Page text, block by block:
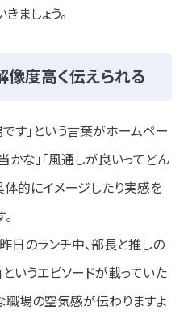
ト
記事に漂わせる
員インタビュー
様
社様
ド
ましょう。
像度高く伝えられる
す」という言葉がホームペー
かな」「風通しが良いってどん
体的にイメージしたり実感を
日のランチ中、部長と推しの
というエピソードが載っていた
職場の空気感が伝わりますよ